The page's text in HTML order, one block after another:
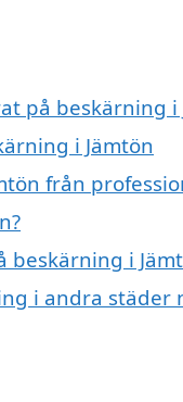
på beskärning
i Jämtön
från
i
i andra städer